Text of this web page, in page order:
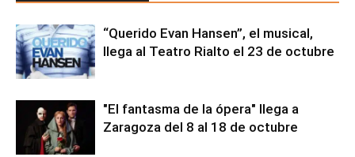
“Querido Evan Hansen”, el musical,
llega al Teatro Rialto el 23 de octubre
"El fantasma de la ópera" llega a
Zaragoza del 8 al 18 de octubre